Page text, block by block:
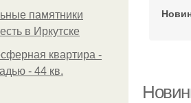
памятники
в Иркутске
квартира -
- 44 кв.